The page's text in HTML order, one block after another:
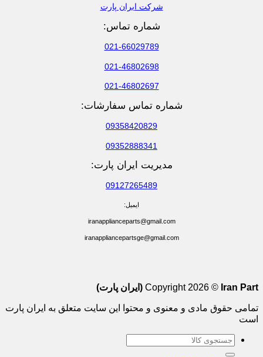
شرکت ایران پارت
شماره تماس:
021-66029789
021-46802698
021-46802697
شماره تماس سفارشات:
09358420829
09352888341
مدیریت ایران پارت:
09127265489
ایمیل:
iranapplianceparts@gmail.com
iranappliancepartsge@gmail.com
Copyright 2026 © Iran Part (ایران پارت)
تمامی حقوق مادی و معنوی و محتوا این سایت متعلق به ایران پارت
است
جستجو
برای: